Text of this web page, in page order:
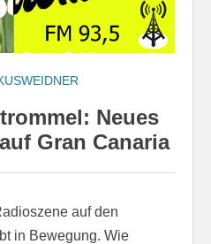
Neues
Gran Canaria
auf den
in Bewegung. Wie